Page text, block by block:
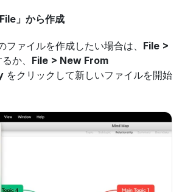
」から作成
ファイルを作成したい場合は、 File >
か、 File > New From
をクリックして新しいファイルを開始